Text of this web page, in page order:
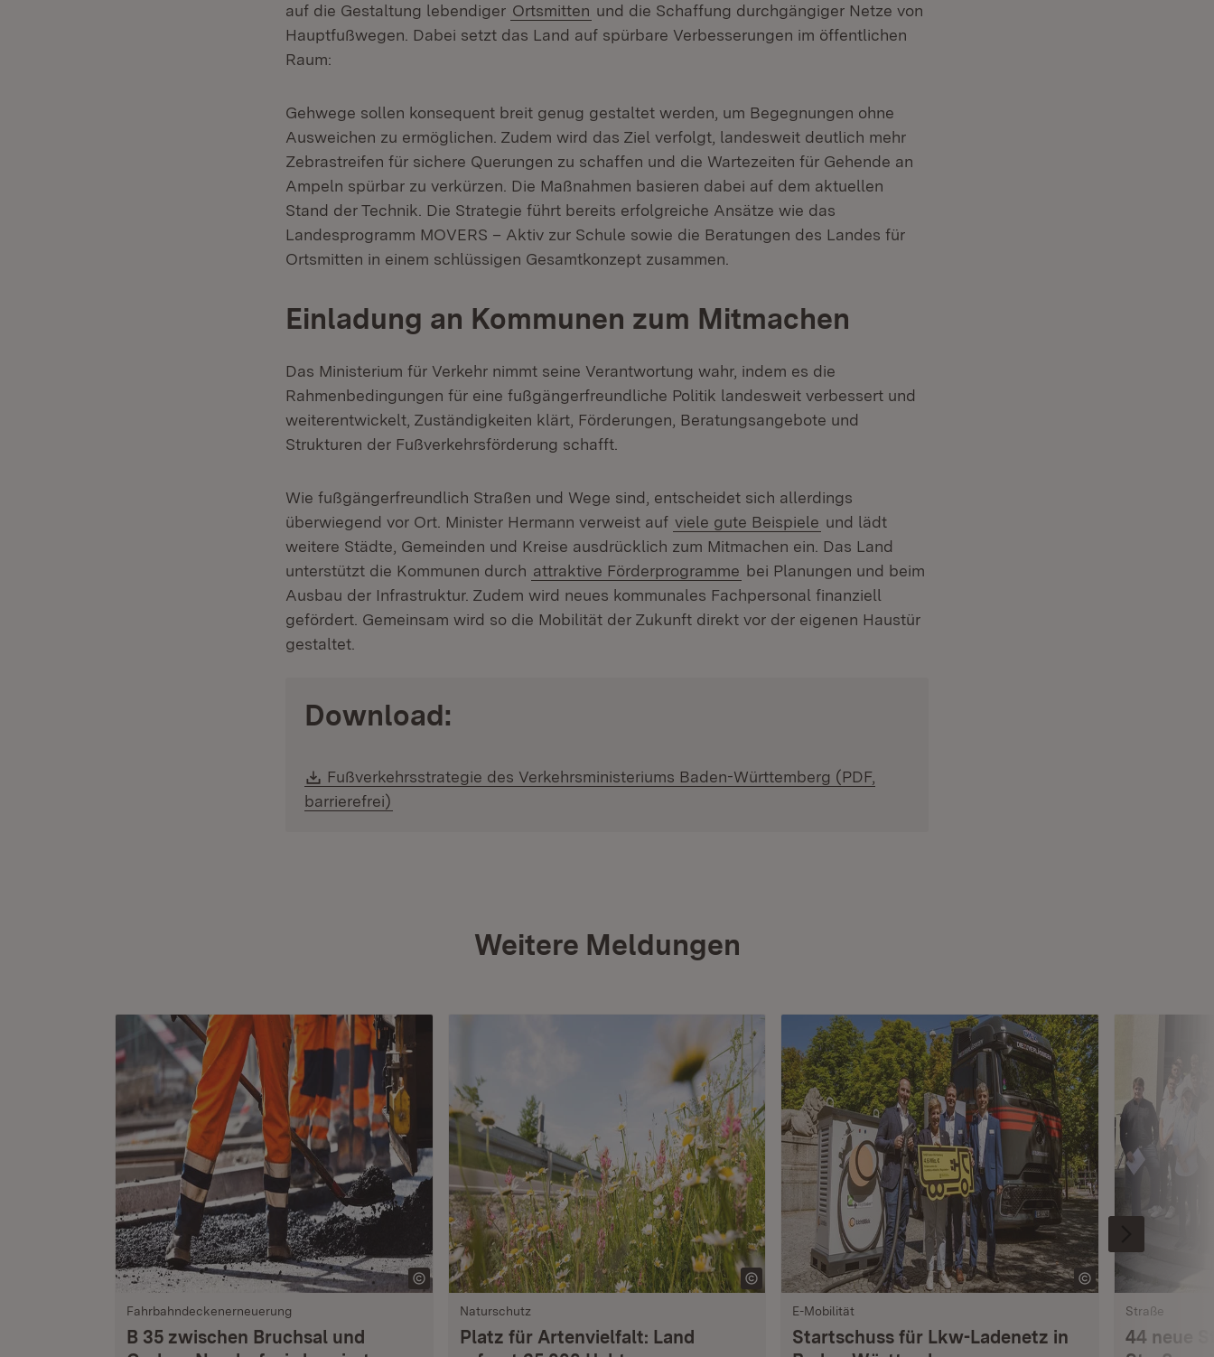
auf die Gestaltung lebendiger Ortsmitten und die Schaffung durchgängiger Netze von
Hauptfußwegen. Dabei setzt das Land auf spürbare Verbesserungen im öffentlichen
Raum:
Gehwege sollen konsequent breit genug gestaltet werden, um Begegnungen ohne
Ausweichen zu ermöglichen. Zudem wird das Ziel verfolgt, landesweit deutlich mehr
Zebrastreifen für sichere Querungen zu schaffen und die Wartezeiten für Gehende an
Ampeln spürbar zu verkürzen. Die Maßnahmen basieren dabei auf dem aktuellen
Stand der Technik. Die Strategie führt bereits erfolgreiche Ansätze wie das
Landesprogramm MOVERS – Aktiv zur Schule sowie die Beratungen des Landes für
Ortsmitten in einem schlüssigen Gesamtkonzept zusammen.
Einladung an Kommunen zum Mitmachen
Das Ministerium für Verkehr nimmt seine Verantwortung wahr, indem es die
Rahmenbedingungen für eine fußgängerfreundliche Politik landesweit verbessert und
weiterentwickelt, Zuständigkeiten klärt, Förderungen, Beratungsangebote und
Strukturen der Fußverkehrsförderung schafft.
Wie fußgängerfreundlich Straßen und Wege sind, entscheidet sich allerdings
überwiegend vor Ort. Minister Hermann verweist auf viele gute Beispiele und lädt
weitere Städte, Gemeinden und Kreise ausdrücklich zum Mitmachen ein. Das Land
unterstützt die Kommunen durch attraktive Förderprogramme bei Planungen und beim
Ausbau der Infrastruktur. Zudem wird neues kommunales Fachpersonal finanziell
gefördert. Gemeinsam wird so die Mobilität der Zukunft direkt vor der eigenen Haustür
gestaltet.
Download:
Download:
Fußverkehrsstrategie des Verkehrsministeriums Baden-Württemberg (PDF,
barrierefrei)
Weitere Meldungen
Fahrbahndeckenerneuerung
B 35 zwischen Bruchsal und
Naturschutz
Platz für Artenvielfalt: Land
E-Mobilität
Startschuss für Lkw-Ladenetz in
Straße
44 neue